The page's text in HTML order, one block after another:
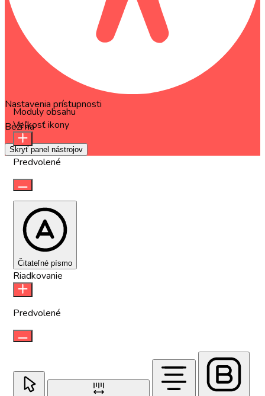
Nastavenia prístupnosti
Beží naOneTap
Skryť panel nástrojov
Moduly obsahu
Veľkosť ikony
Predvolené
Čitateľné písmo
Riadkovanie
Predvolené